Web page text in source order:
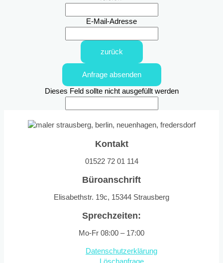
E-Mail-Adresse
zurück
Anfrage absenden
Dieses Feld sollte nicht ausgefüllt werden
Kontakt
01522 72 01 114
Büroanschrift
Elisabethstr. 19c, 15344 Strausberg
Sprechzeiten:
Mo-Fr 08:00 – 17:00
Datenschutzerklärung
Löschanfrage